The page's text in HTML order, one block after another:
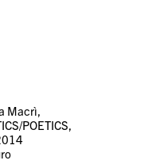
Macrì,
POETICS,